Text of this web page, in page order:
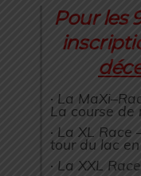
Pour les
· La MaXi–
La course de
· La XL Race
tour du lac
· La XXL Race